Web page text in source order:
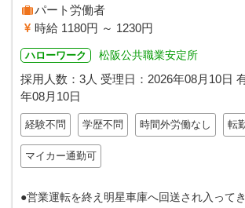
パート労働者
時給 1180円 ～ 1230円
ハローワーク 松阪公共職業安定所
採用人数：3人 受理日： 2026年08月10日
年08月10日
経験不問 学歴不問 時間外労働なし 転
マイカー通勤可
●営業運転を終え明星車庫へ回送され入って